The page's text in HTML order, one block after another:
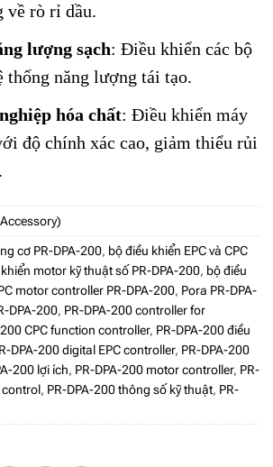
về rò rỉ dầu.
lượng sạch: Điều khiển các bộ
thống năng lượng tái tạo.
hóa chất: Điều khiển máy
độ chính xác cao, giảm thiểu rủi
cơ PR-DPA-200, bộ điều khiển EPC và CPC
motor kỹ thuật số PR-DPA-200, bộ điều
motor controller PR-DPA-200, Pora PR-DPA-
DPA-200, PR-DPA-200 controller for
200 CPC function controller, PR-DPA-200 điều
DPA-200 digital EPC controller, PR-DPA-200
200 lợi ích, PR-DPA-200 motor controller, PR-
control, PR-DPA-200 thông số kỹ thuật, PR-